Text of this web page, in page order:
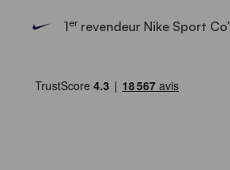
1errevendeur Nike Sport Co’